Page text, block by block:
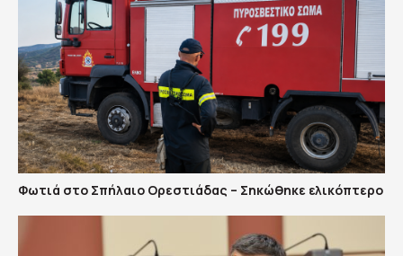
Φωτιά στο Σπήλαιο Ορεστιάδας – Σηκώθηκε ελικόπτερο